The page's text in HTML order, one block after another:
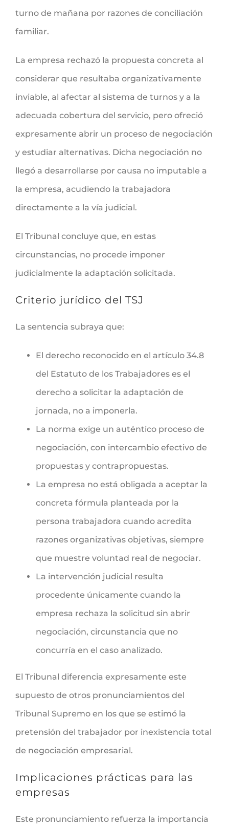
turno de mañana por razones de conciliación
familiar.
La empresa rechazó la propuesta concreta al
considerar que resultaba organizativamente
inviable, al afectar al sistema de turnos y a la
adecuada cobertura del servicio, pero ofreció
expresamente abrir un proceso de negociación
y estudiar alternativas. Dicha negociación no
llegó a desarrollarse por causa no imputable a
la empresa, acudiendo la trabajadora
directamente a la vía judicial.
El Tribunal concluye que, en estas
circunstancias, no procede imponer
judicialmente la adaptación solicitada.
Criterio jurídico del TSJ
La sentencia subraya que:
El derecho reconocido en el artículo 34.8
del Estatuto de los Trabajadores es el
derecho a solicitar la adaptación de
jornada, no a imponerla.
La norma exige un auténtico proceso de
negociación, con intercambio efectivo de
propuestas y contrapropuestas.
La empresa no está obligada a aceptar la
concreta fórmula planteada por la
persona trabajadora cuando acredita
razones organizativas objetivas, siempre
que muestre voluntad real de negociar.
La intervención judicial resulta
procedente únicamente cuando la
empresa rechaza la solicitud sin abrir
negociación, circunstancia que no
concurría en el caso analizado.
El Tribunal diferencia expresamente este
supuesto de otros pronunciamientos del
Tribunal Supremo en los que se estimó la
pretensión del trabajador por inexistencia total
de negociación empresarial.
Implicaciones prácticas para las
empresas
Este pronunciamiento refuerza la importancia